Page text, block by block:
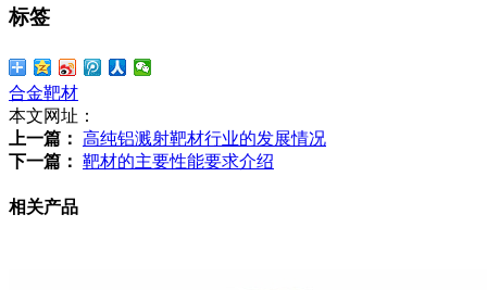
标签
合金靶材
本文网址：
上一篇： 高纯铝溅射靶材行业的发展情况
下一篇： 靶材的主要性能要求介绍
相关产品